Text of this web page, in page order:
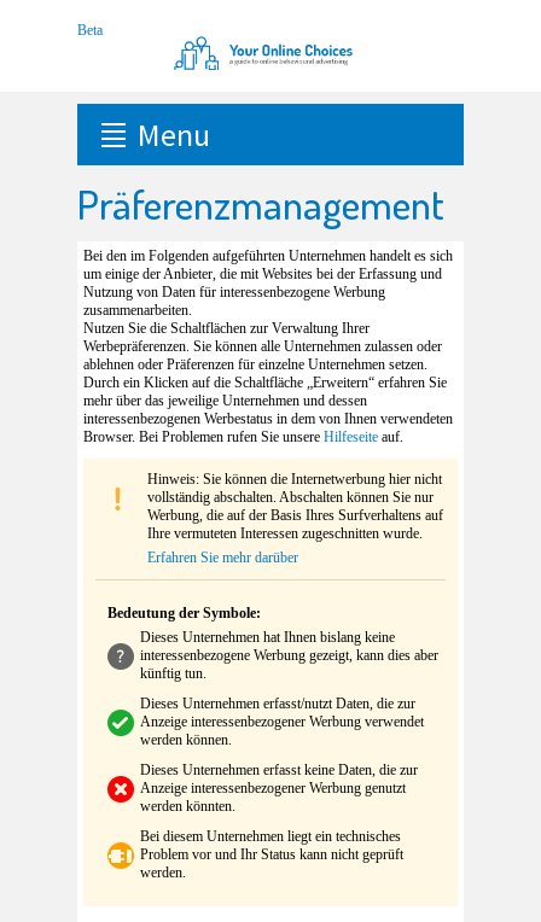
Menu
Präferenzmanagement
Bei den im Folgenden aufgeführten Unternehmen handelt es sich
um einige der Anbieter, die mit Websites bei der Erfassung und
Nutzung von Daten für interessenbezogene Werbung
zusammenarbeiten.
Nutzen Sie die Schaltflächen zur Verwaltung Ihrer
Werbepräferenzen. Sie können alle Unternehmen zulassen oder
ablehnen oder Präferenzen für einzelne Unternehmen setzen.
Durch ein Klicken auf die Schaltfläche „Erweitern“ erfahren Sie
mehr über das jeweilige Unternehmen und dessen
interessenbezogenen Werbestatus in dem von Ihnen verwendeten
Browser. Bei Problemen rufen Sie unsere Hilfeseite auf.
Hinweis: Sie können die Internetwerbung hier nicht
vollständig abschalten. Abschalten können Sie nur
Werbung, die auf der Basis Ihres Surfverhaltens auf
Ihre vermuteten Interessen zugeschnitten wurde.
Erfahren Sie mehr darüber
Bedeutung der Symbole:
Dieses Unternehmen hat Ihnen bislang keine
interessenbezogene Werbung gezeigt, kann dies aber
künftig tun.
Dieses Unternehmen erfasst/nutzt Daten, die zur
Anzeige interessenbezogener Werbung verwendet
werden können.
Dieses Unternehmen erfasst keine Daten, die zur
Anzeige interessenbezogener Werbung genutzt
werden könnten.
Bei diesem Unternehmen liegt ein technisches
Problem vor und Ihr Status kann nicht geprüft
werden.